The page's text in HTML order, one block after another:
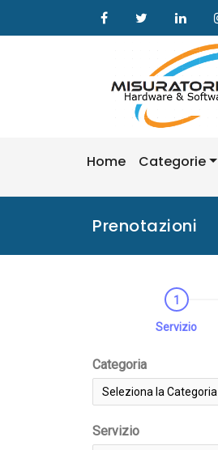
Home Categorie
Prenotazioni
Servizio
Categoria
Servizio